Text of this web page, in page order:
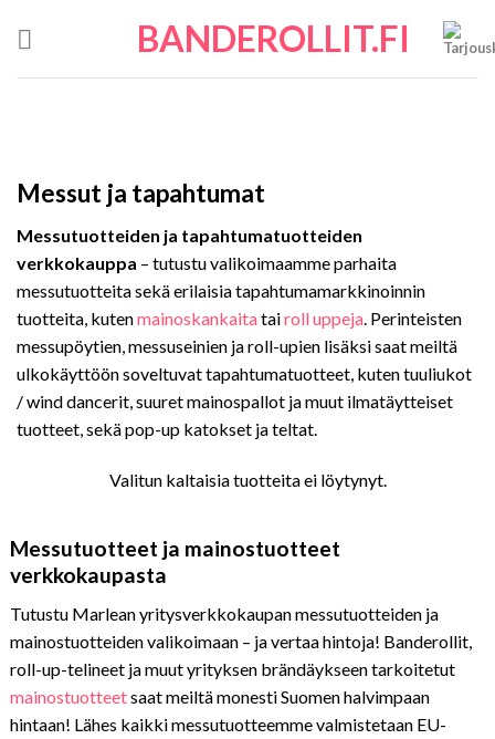
BANDEROLLIT.FI
Messut ja tapahtumat
Messutuotteiden ja tapahtumatuotteiden
verkkokauppa – tutustu valikoimaamme parhaita
messutuotteita sekä erilaisia tapahtumamarkkinoinnin
tuotteita, kutenmainoskankaitatairoll uppeja. Perinteisten
messupöytien, messuseinien ja roll-upien lisäksi saat meiltä
ulkokäyttöön soveltuvat tapahtumatuotteet, kuten tuuliukot
/ wind dancerit, suuret mainospallot ja muut ilmatäytteiset
tuotteet, sekä pop-up katokset ja teltat.
Valitun kaltaisia tuotteita ei löytynyt.
Messutuotteet ja mainostuotteet
verkkokaupasta
Tutustu Marlean yritysverkkokaupan messutuotteiden ja
mainostuotteiden valikoimaan – ja vertaa hintoja! Banderollit,
roll-up-telineet ja muut yrityksen brändäykseen tarkoitetut
mainostuotteetsaat meiltä monesti Suomen halvimpaan
hintaan! Lähes kaikki messutuotteemme valmistetaan EU-